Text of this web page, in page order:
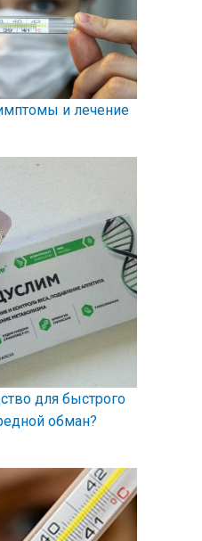
и лечение
для быстрого
обман?